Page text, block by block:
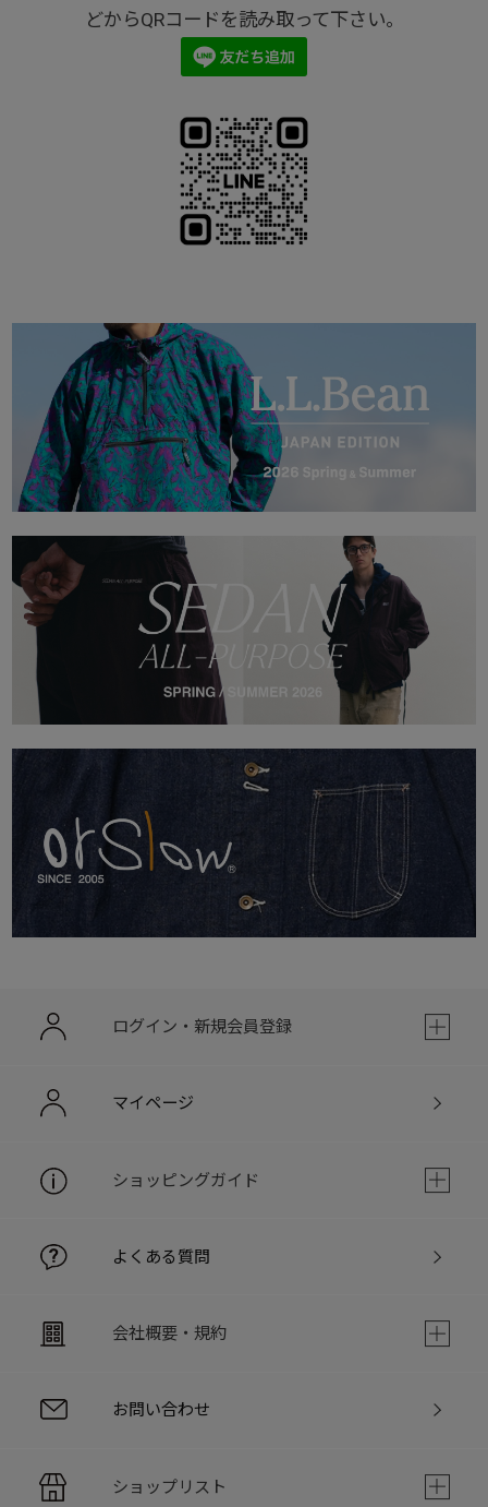
どからQRコードを読み取って下さい。
ログイン・新規会員登録
マイページ
ショッピングガイド
よくある質問
会社概要・規約
お問い合わせ
ショップリスト